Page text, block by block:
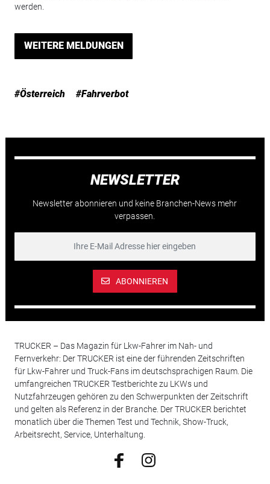
werden.
WEITERE MELDUNGEN
#Österreich #Fahrverbot
NEWSLETTER
Newsletter abonnieren und keine Branchen-News mehr
verpassen.
ABONNIEREN
TRUCKER – Das Magazin für Lkw-Fahrer im Nah- und
Fernverkehr: Der TRUCKER ist eine der führenden Zeitschriften
für Lkw-Fahrer und Truck-Fans im deutschsprachigen Raum. Die
umfangreichen TRUCKER Testberichte zu LKWs und
Nutzfahrzeugen gehören zu den Schwerpunkten der Zeitschrift
und gelten als Referenz in der Branche. Der TRUCKER berichtet
monatlich über die Themen Test und Technik, Show-Truck,
Arbeitsrecht, Service, Unterhaltung.